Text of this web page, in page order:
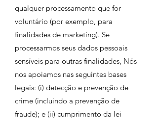
qualquer processamento que for
voluntário (por exemplo, para
finalidades de marketing). Se
processarmos seus dados pessoais
sensíveis para outras finalidades, Nós
nos apoiamos nas seguintes bases
legais: (i) detecção e prevenção de
crime (incluindo a prevenção de
fraude); e (ii) cumprimento da lei